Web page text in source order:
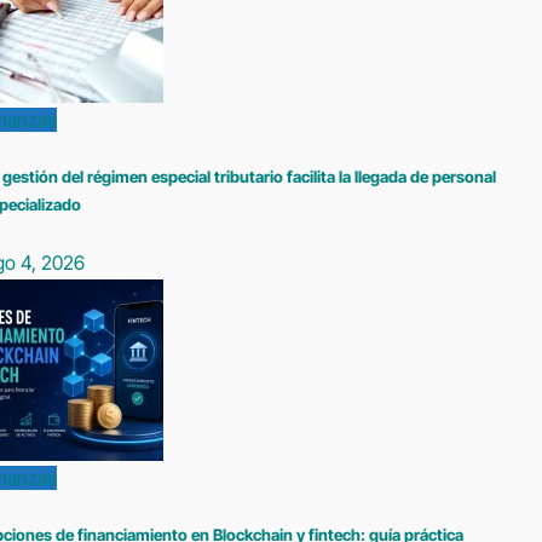
gestión del régimen especial tributario facilita la llegada de personal
4, 2026
de financiamiento en Blockchain y fintech: guía práctica